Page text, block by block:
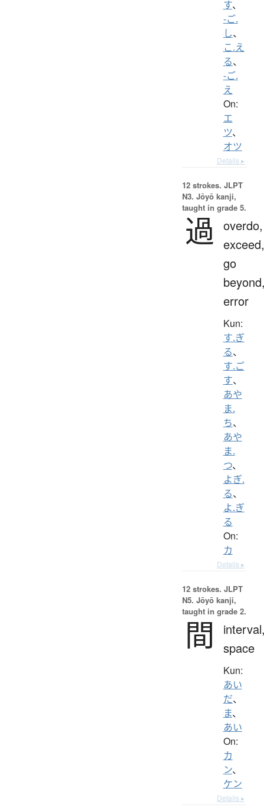
す、
-ご.
し、
こ.え
る、
-ご.
え
On:
エ
ツ、
オツ
Details ▸
12 strokes. JLPT
N3. Jōyō kanji,
taught in grade 5.
過 overdo,
exceed,
go
error
Kun:
す.ぎ
る、
す.ご
す、
あや
ま.
ち、
あや
ま.
つ、
よぎ.
る、
よ.ぎ
る
On:
カ
Details ▸
12 strokes. JLPT
N5. Jōyō kanji,
taught in grade 2.
間
space
Kun:
あい
だ、
ま、
あい
On:
カ
ン、
ケン
Details ▸